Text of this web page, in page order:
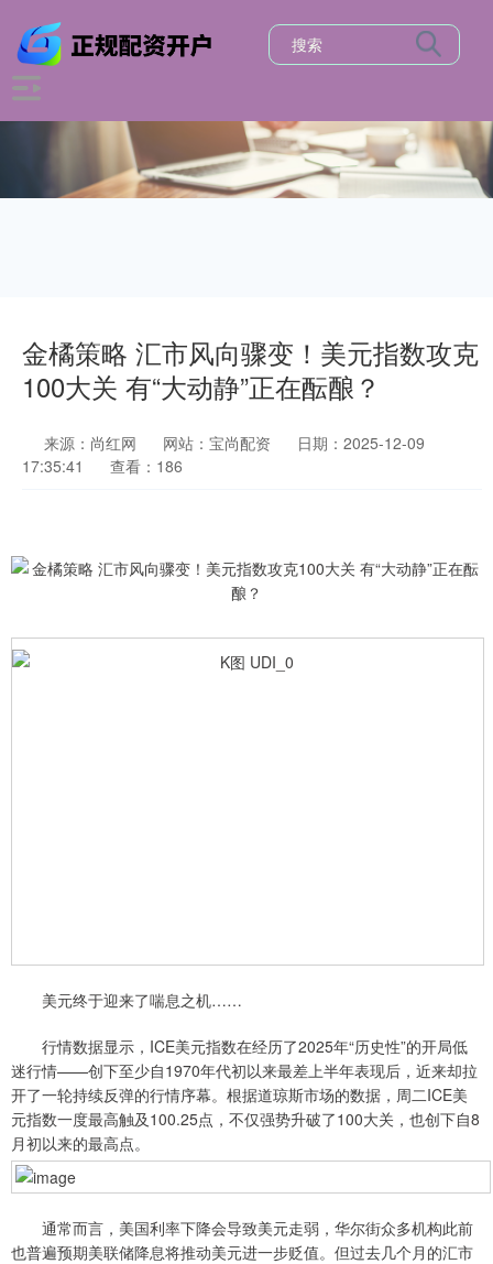
金橘策略 汇市风向骤变！美元指数攻克
100大关 有“大动静”正在酝酿？
来源：尚红网 网站：宝尚配资
日期：2025-12-09
17:35:41
查看：186
美元终于迎来了喘息之机……
行情数据显示，ICE美元指数在经历了2025年“历史性”的开局低
迷行情——创下至少自1970年代初以来最差上半年表现后，近来却拉
开了一轮持续反弹的行情序幕。根据道琼斯市场的数据，周二ICE美
元指数一度最高触及100.25点，不仅强势升破了100大关，也创下自8
月初以来的最高点。
通常而言，美国利率下降会导致美元走弱，华尔街众多机构此前
也普遍预期美联储降息将推动美元进一步贬值。但过去几个月的汇市